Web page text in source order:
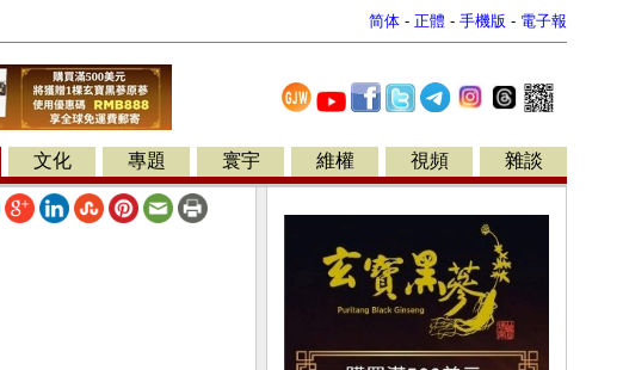
简体 - 正體 - 手機版 - 電子報
文化 專題 寰宇 維權 視頻 雜談